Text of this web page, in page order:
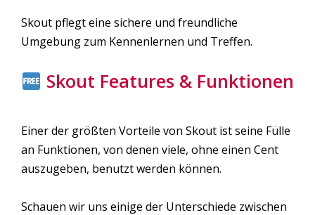
Skout pflegt eine sichere und freundliche
Umgebung zum Kennenlernen und Treffen.
Skout Features & Funktionen
Einer der größten Vorteile von Skout ist seine Fülle
an Funktionen, von denen viele, ohne einen Cent
auszugeben, benutzt werden können.
Schauen wir uns einige der Unterschiede zwischen